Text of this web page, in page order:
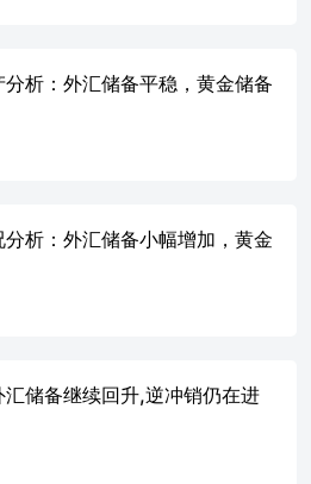
析：外汇储备平稳，黄金储备
析：外汇储备小幅增加，黄金
储备继续回升,逆冲销仍在进